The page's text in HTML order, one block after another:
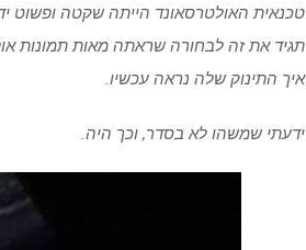
טכנאית האולטרסאונד הייתה שקטה ופשוט
איך התינוק שלה נראה עכשיו.
ידעתי שמשהו לא בסדר, וכך היה.